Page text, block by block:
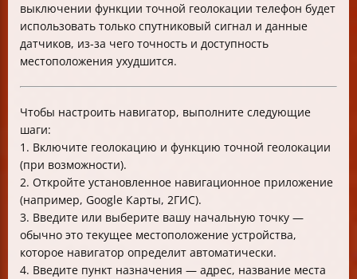
выключении функции точной геолокации телефон будет
использовать только спутниковый сигнал и данные
датчиков, из-за чего точность и доступность
местоположения ухудшится.
Чтобы настроить навигатор, выполните следующие
шаги:
1. Включите геолокацию и функцию точной геолокации
(при возможности).
2. Откройте установленное навигационное приложение
(например, Google Карты, 2ГИС).
3. Введите или выберите вашу начальную точку —
обычно это текущее местоположение устройства,
которое навигатор определит автоматически.
4. Введите пункт назначения — адрес, название места